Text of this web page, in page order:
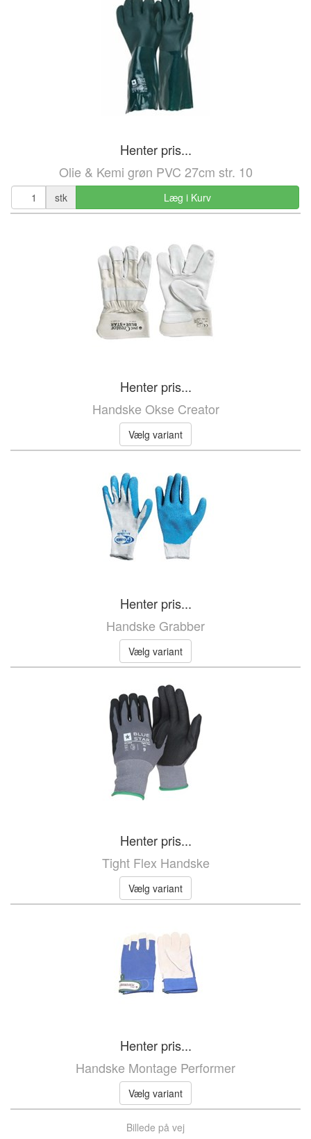
Henter pris...
Olie & Kemi grøn PVC 27cm str. 10
stk Læg i Kurv
Henter pris...
Handske Okse Creator
Vælg variant
Henter pris...
Handske Grabber
Vælg variant
Henter pris...
Tight Flex Handske
Vælg variant
Henter pris...
Handske Montage Performer
Vælg variant
Billede på vej